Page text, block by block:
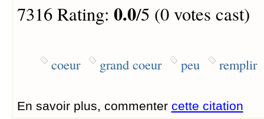
7316 Rating: 0.0/5 (0 votes cast)
coeur grand coeur peu remplir
En savoir plus, commenter cette citation